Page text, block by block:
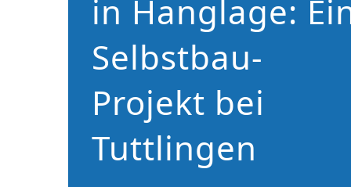
in Hanglage:
Selbstbau-
Projekt bei
Tuttlingen